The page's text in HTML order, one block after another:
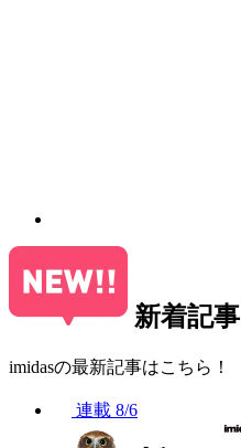
新着記事
imidasの最新記事はこちら！
連載 8/6